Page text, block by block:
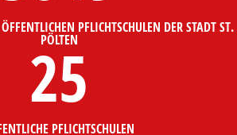
PFLICHTSCHULEN DER STADT ST.
PÖLTEN
25
PFLICHTSCHULEN